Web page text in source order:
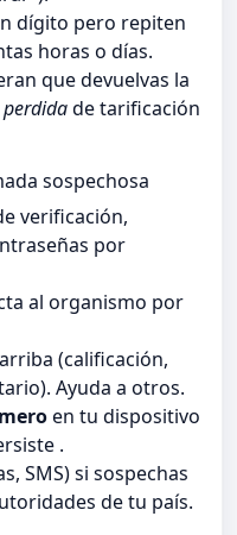
dígito pero repiten
horas o días.
que devuelvas la
de tarificación
sospechosa
verificación,
por
al organismo por
arriba (calificación,
Ayuda a otros.
en tu dispositivo
.
SMS) si sospechas
de tu país.